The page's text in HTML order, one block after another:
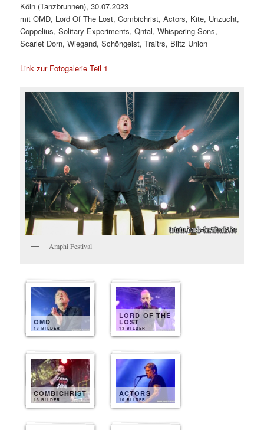
Köln (Tanzbrunnen), 30.07.2023
mit OMD, Lord Of The Lost, Combichrist, Actors, Kite, Unzucht,
Coppelius, Solitary Experiments, Qntal, Whispering Sons,
Scarlet Dorn, Wiegand, Schöngeist, Traitrs, Blitz Union
Link zur Fotogalerie Teil 1
Amphi Festival
OMD
13 BILDER
LORD OF THE
LOST
13 BILDER
COMBICHRIST
13 BILDER
ACTORS
10 BILDER